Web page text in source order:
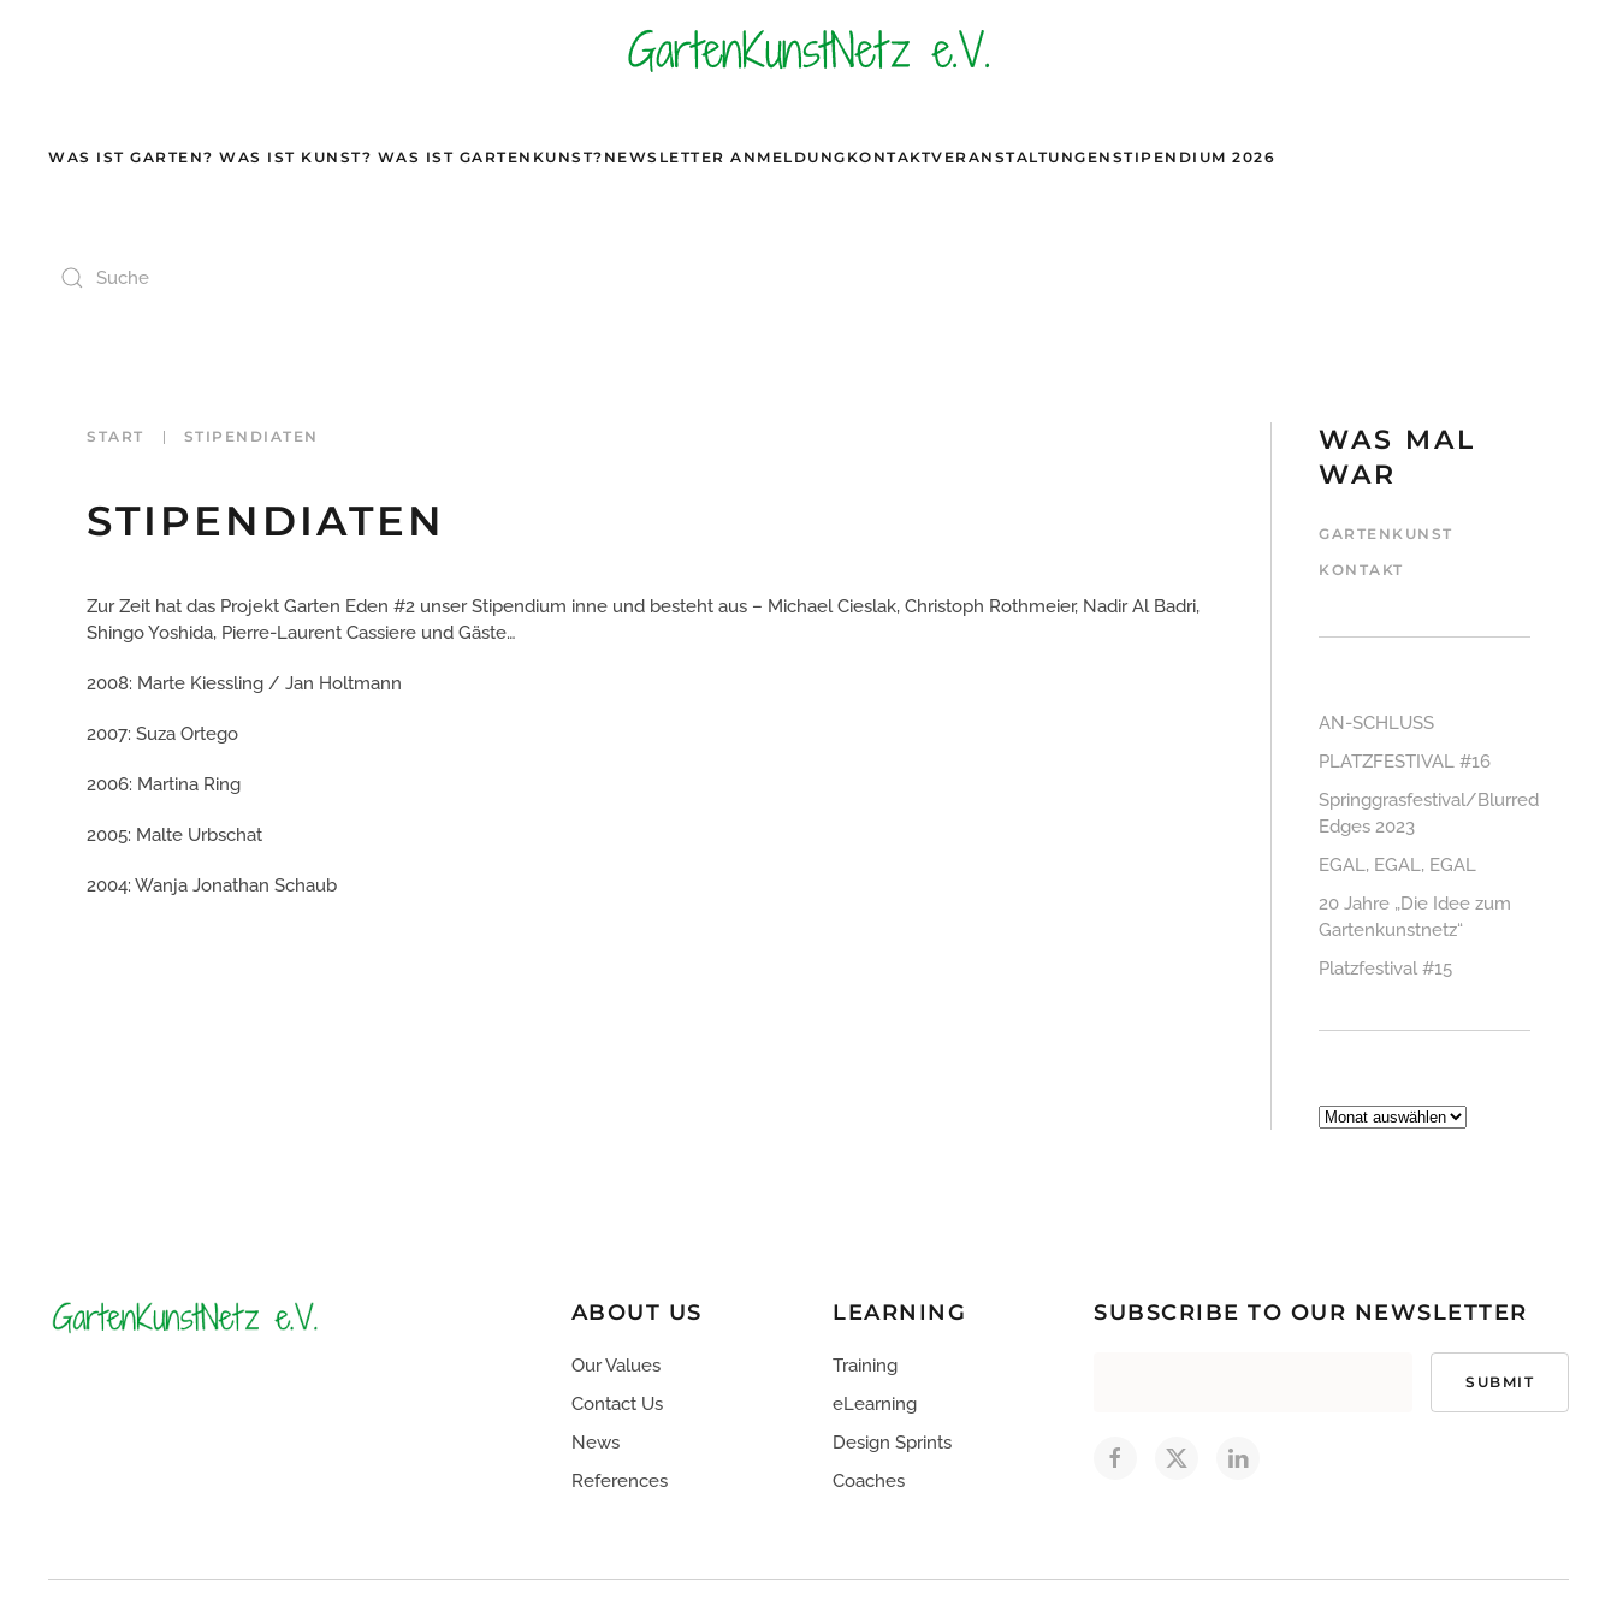
WAS IST GARTEN? WAS IST KUNST? WAS IST GARTENKUNST? NEWSLETTER ANMELDUNG KONTAKTVERANSTALTUNGEN STIPENDIUM 2026
START STIPENDIATEN
STIPENDIATEN
Zur Zeit hat das Projekt Garten Eden #2 unser Stipendium inne und besteht aus – Michael Cieslak, Christoph Rothmeier, Nadir Al Badri,
Shingo Yoshida, Pierre-Laurent Cassiere und Gäste…
2008: Marte Kiessling / Jan Holtmann
2007: Suza Ortego
2006: Martina Ring
2005: Malte Urbschat
2004: Wanja Jonathan Schaub
WAS MAL
WAR
GARTENKUNST
KONTAKT
AN-SCHLUSS
PLATZFESTIVAL #16
Springgrasfestival/Blurred
Edges 2023
EGAL, EGAL, EGAL
20 Jahre „Die Idee zum
Gartenkunstnetz“
Platzfestival #15
Archiv
ABOUT US
Our Values
Contact Us
News
References
LEARNING
Training
eLearning
Design Sprints
Coaches
SUBSCRIBE TO OUR NEWSLETTER
SUBMIT